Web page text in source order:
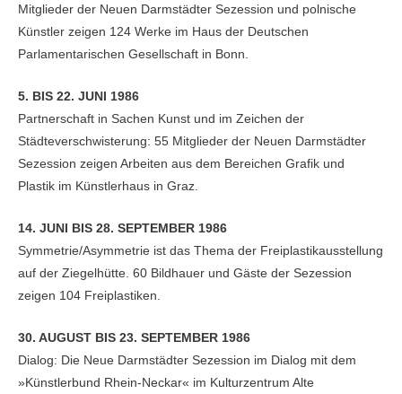
Mitglieder der Neuen Darmstädter Sezession und polnische
Künstler zeigen 124 Werke im Haus der Deutschen
Parlamentarischen Gesellschaft in Bonn.
5. BIS 22. JUNI 1986
Partnerschaft in Sachen Kunst und im Zeichen der
Städteverschwisterung: 55 Mitglieder der Neuen Darmstädter
Sezession zeigen Arbeiten aus dem Bereichen Grafik und
Plastik im Künstlerhaus in Graz.
14. JUNI BIS 28. SEPTEMBER 1986
Symmetrie/Asymmetrie ist das Thema der Freiplastikausstellung
auf der Ziegelhütte. 60 Bildhauer und Gäste der Sezession
zeigen 104 Freiplastiken.
30. AUGUST BIS 23. SEPTEMBER 1986
Dialog: Die Neue Darmstädter Sezession im Dialog mit dem
»Künstlerbund Rhein-Neckar« im Kulturzentrum Alte